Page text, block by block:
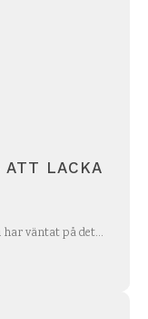
ATT LACKA
har väntat på det...